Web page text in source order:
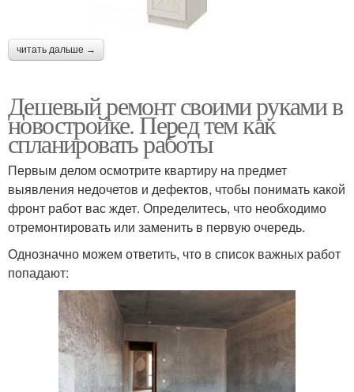
читать дальше →
Дешевый ремонт своими руками в
новостройке. Перед тем как
спланировать работы
Первым делом осмотрите квартиру на предмет
выявления недочетов и дефектов, чтобы понимать какой
фронт работ вас ждет. Определитесь, что необходимо
отремонтировать или заменить в первую очередь.
Однозначно можем ответить, что в список важных работ
попадают: